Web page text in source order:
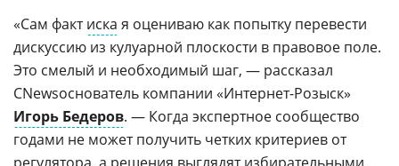
«Сам фактиска я оцениваю как попытку перевести
дискуссию из кулуарной плоскости в правовое поле.
Это смелый и необходимый шаг, — рассказал
CNewsоснователь компании «Интернет-Розыск»
Игорь Бедеров. — Когда экспертное сообщество
годами не может получить четких критериев от